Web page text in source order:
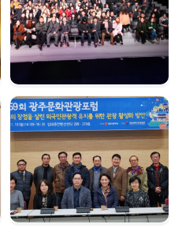
여수 마이스육성포럼 |
2019. 12. 05
광주문화관광포럼 |
2019. 11. 18